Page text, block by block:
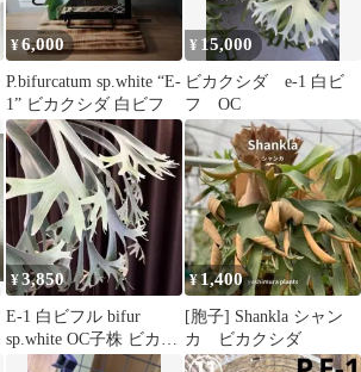
¥6,000
P.bifurcatum sp.white “E-
1” ビカクシダ 白ビフ
¥ 15,000
ビカクシダ e-1 白ビ
フ OC
¥3,850
E-1 白ビフル bifur
sp.white OC子株 ビカク
シダ
¥1,400
[胞子] Shankla シャン
カ ビカクシダ